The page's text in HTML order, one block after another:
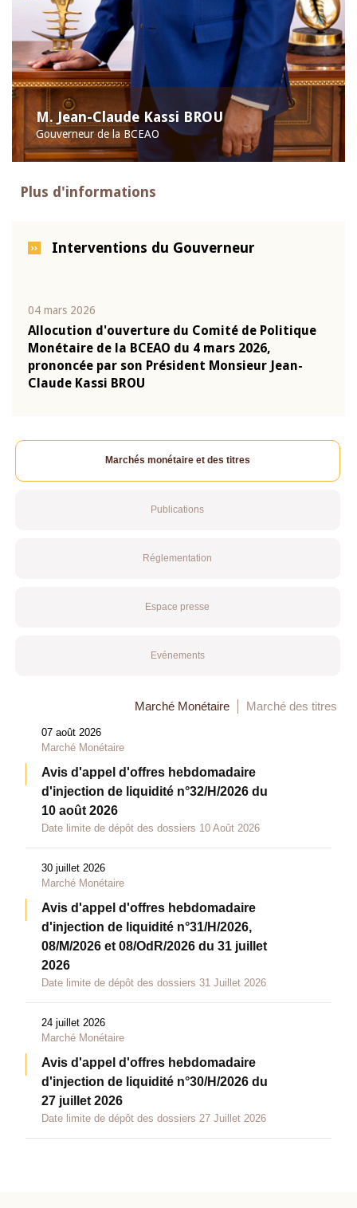
M. Jean-Claude Kassi BROU
Gouverneur de la BCEAO
Plus d'informations
Interventions du Gouverneur
04 mars 2026
Allocution d'ouverture du Comité de Politique
Monétaire de la BCEAO du 4 mars 2026,
prononcée par son Président Monsieur Jean-
Claude Kassi BROU
Marchés monétaire et des titres
Publications
Réglementation
Espace presse
Evénements
Marché Monétaire Marché des titres
07 août 2026
Marché Monétaire
Avis d'appel d'offres hebdomadaire
d'injection de liquidité n°32/H/2026 du
10 août 2026
Date limite de dépôt des dossiers 10 Août 2026
30 juillet 2026
Marché Monétaire
Avis d'appel d'offres hebdomadaire
d'injection de liquidité n°31/H/2026,
08/M/2026 et 08/OdR/2026 du 31 juillet
2026
Date limite de dépôt des dossiers 31 Juillet 2026
24 juillet 2026
Marché Monétaire
Avis d'appel d'offres hebdomadaire
d'injection de liquidité n°30/H/2026 du
27 juillet 2026
Date limite de dépôt des dossiers 27 Juillet 2026